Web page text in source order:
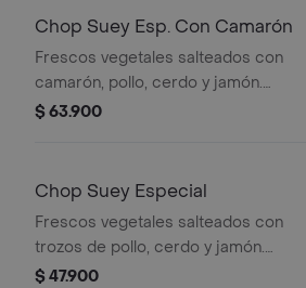
Chop Suey Esp. Con Camarón
Frescos vegetales salteados con
camarón, pollo, cerdo y jamón.
(sugerido para 2)
$ 63.900
Chop Suey Especial
Frescos vegetales salteados con
trozos de pollo, cerdo y jamón.
(sugerido para 2)
$ 47.900